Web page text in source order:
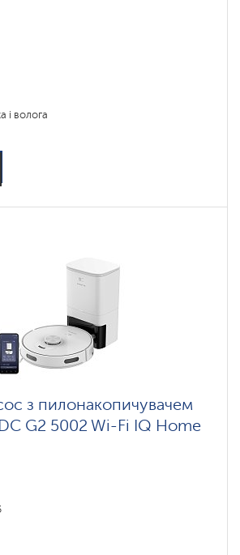
і волога
з пилонакопичувачем
G2 5002 Wi-Fi IQ Home